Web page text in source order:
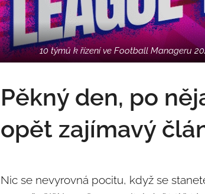
10 týmů k řízení ve Football Manageru
Pěkný den, po
opět zajímavý
Nic se nevyrovná pocitu, když se